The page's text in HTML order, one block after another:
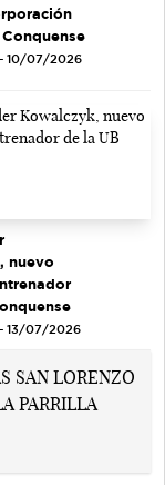
10/07/2026
nuevo
13/07/2026